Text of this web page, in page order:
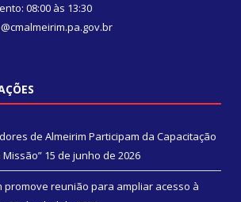
08:00 às 13:30
de Almeirim Participam da Capacitação
15 de junho de 2026
promove reunião para ampliar acesso à